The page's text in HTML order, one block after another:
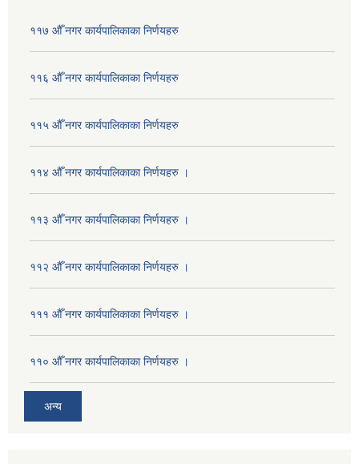
११७ औँ नगर कार्यपालिकाका निर्णयहरु
११६ औँ नगर कार्यपालिकाका निर्णयहरु
११५ औँ नगर कार्यपालिकाका निर्णयहरु
११४ औँ नगर कार्यपालिकाका निर्णयहरु ।
११३ औँ नगर कार्यपालिकाका निर्णयहरु ।
११२ औँ नगर कार्यपालिकाका निर्णयहरु ।
१११ औँ नगर कार्यपालिकाका निर्णयहरु ।
११० औँ नगर कार्यपालिकाका निर्णयहरु ।
अन्य